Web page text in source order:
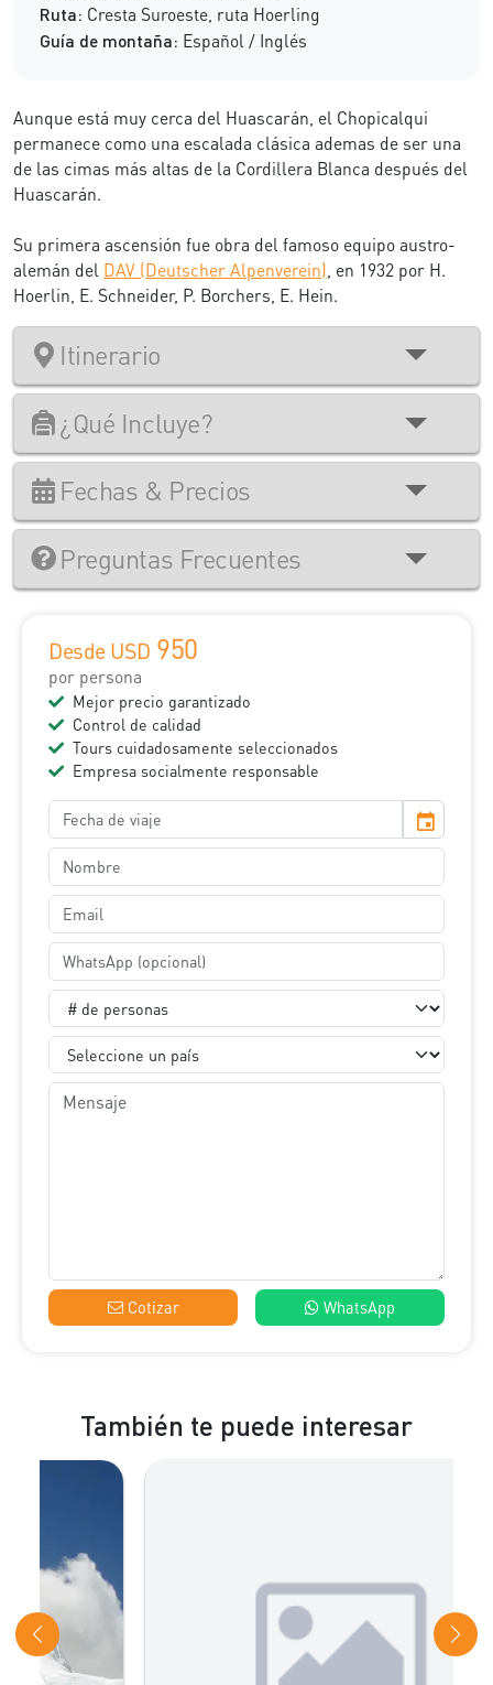
Ruta: Cresta Suroeste, ruta Hoerling
Guía de montaña: Español / Inglés
Aunque está muy cerca del Huascarán, el Chopicalqui
permanece como una escalada clásica ademas de ser una
de las cimas más altas de la Cordillera Blanca después del
Huascarán.
Su primera ascensión fue obra del famoso equipo austro-
alemán del DAV (Deutscher Alpenverein) , en 1932 por H.
Hoerlin, E. Schneider, P. Borchers, E. Hein.
Itinerario
¿Qué Incluye?
Fechas & Precios
Preguntas Frecuentes
Desde USD 950
por persona
Mejor precio garantizado
Control de calidad
Tours cuidadosamente seleccionados
Empresa socialmente responsable
event
Cotizar WhatsApp
También te puede interesar